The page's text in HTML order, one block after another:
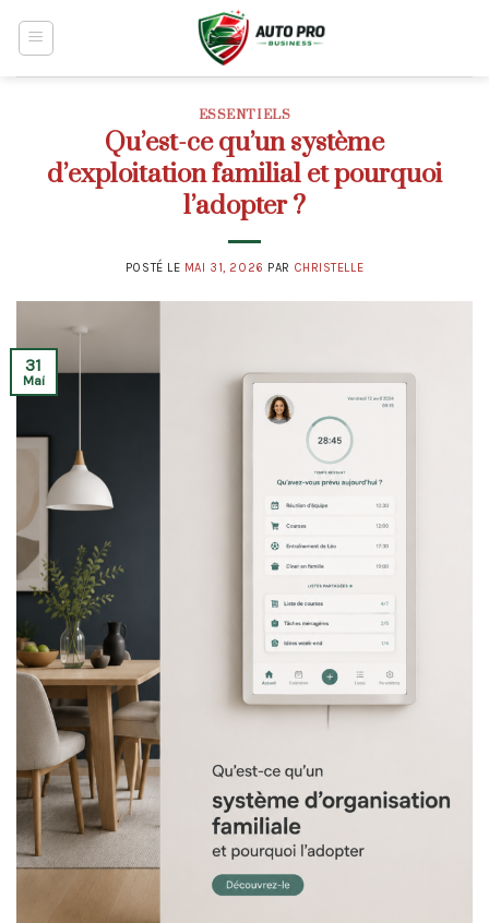
ESSENTIELS
Qu’est-ce qu’un système
d’exploitation familial et pourquoi
l’adopter ?
POSTÉ LE MAI 31, 2026 PAR CHRISTELLE
31
Mai